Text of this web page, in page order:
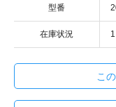
型番
在庫状況 1
こ